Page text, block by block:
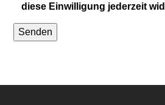
diese Einwilligung jederzeit
Senden